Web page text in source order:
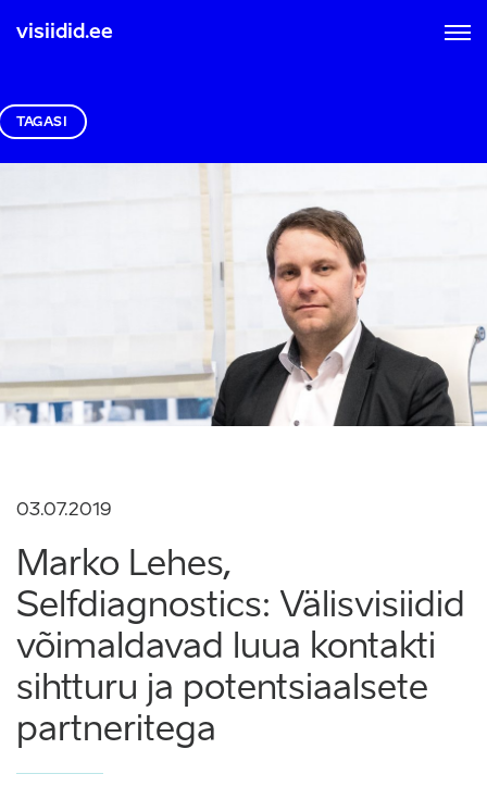
visiidid.ee
TAGASI
03.07.2019
Marko Lehes,
Selfdiagnostics: Välisvisiidid
võimaldavad luua kontakti
sihtturu ja potentsiaalsete
partneritega